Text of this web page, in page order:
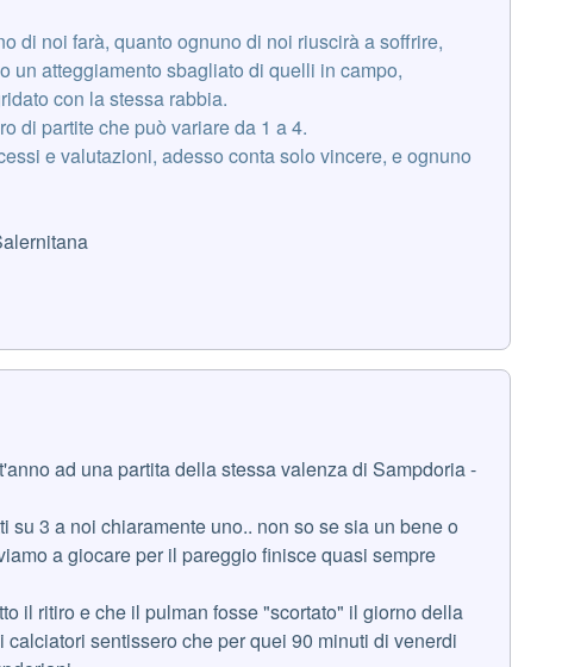
di noi farà, quanto ognuno di noi riuscirà a soffrire,
un atteggiamento sbagliato di quelli in campo,
con la stessa rabbia.
di partite che può variare da 1 a 4.
e valutazioni, adesso conta solo vincere, e ognuno
ad una partita della stessa valenza di Sampdoria -
3 a noi chiaramente uno.. non so se sia un bene o
a giocare per il pareggio finisce quasi sempre
il ritiro e che il pulman fosse "scortato" il giorno della
sentissero che per quei 90 minuti di venerdi